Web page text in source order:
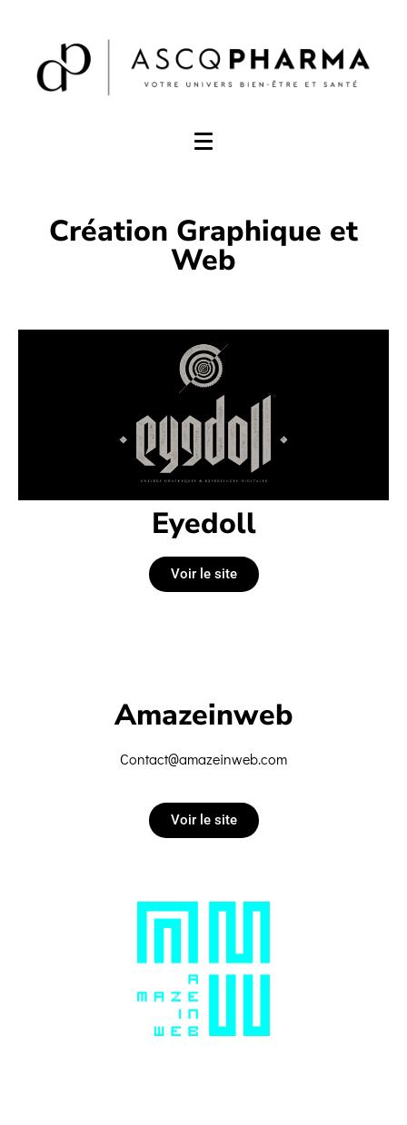
Création Graphique et
Web
Eyedoll
Voir le site
Amazeinweb
Contact@amazeinweb.com
Voir le site